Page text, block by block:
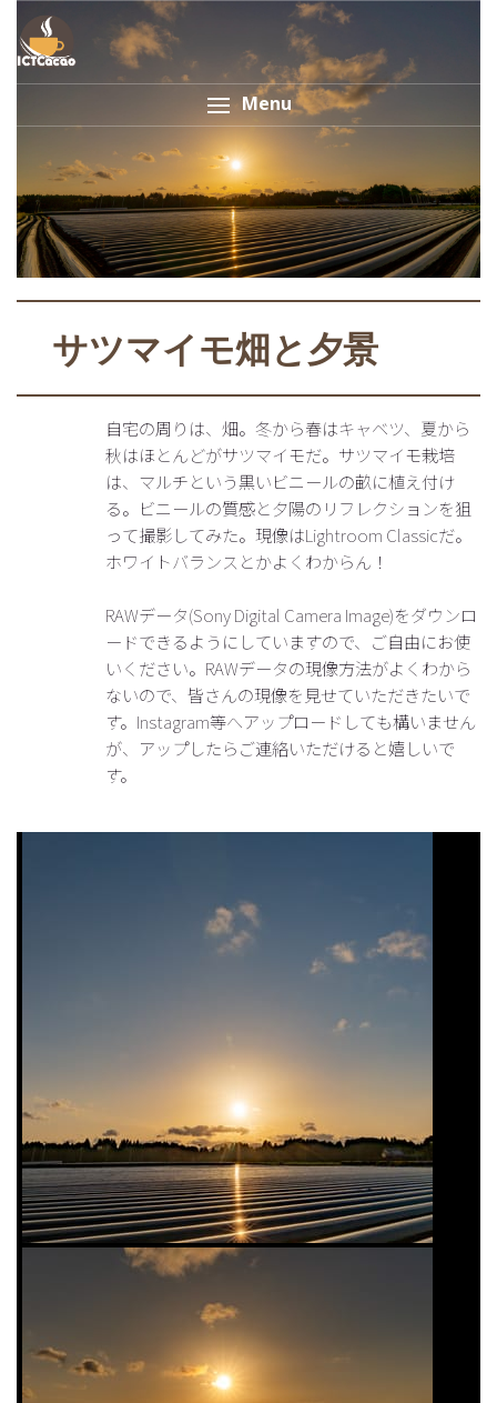
Menu
サツマイモ畑と夕景
自宅の周りは、畑。冬から春はキャベツ、夏から
秋はほとんどがサツマイモだ。サツマイモ栽培
は、マルチという黒いビニールの畝に植え付け
る。ビニールの質感と夕陽のリフレクションを狙
って撮影してみた。現像はLightroom Classicだ。
ホワイトバランスとかよくわからん！
RAWデータ(Sony Digital Camera Image)をダウンロ
ードできるようにしていますので、ご自由にお使
いください。RAWデータの現像方法がよくわから
ないので、皆さんの現像を見せていただきたいで
す。Instagram等へアップロードしても構いません
が、アップしたらご連絡いただけると嬉しいで
す。